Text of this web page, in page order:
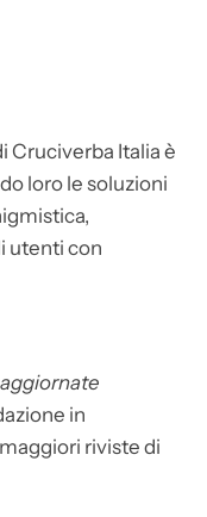
Cruciverba Italia è
loro le soluzioni
utenti con
aggiornate
in
riviste di